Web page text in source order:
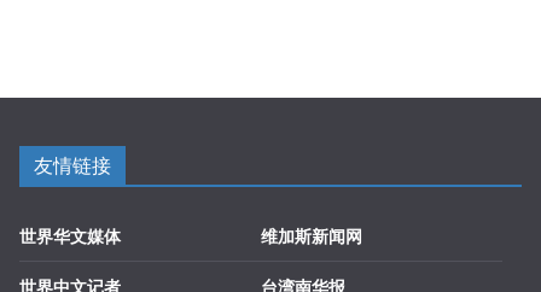
友情链接
世界华文媒体
世界中文记者
维加斯新闻网
台湾南华报